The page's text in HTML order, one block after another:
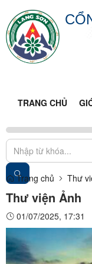
TRANG CHỦ
Trang chủ Thư
Thư viện Ảnh
01/07/2025, 17:31